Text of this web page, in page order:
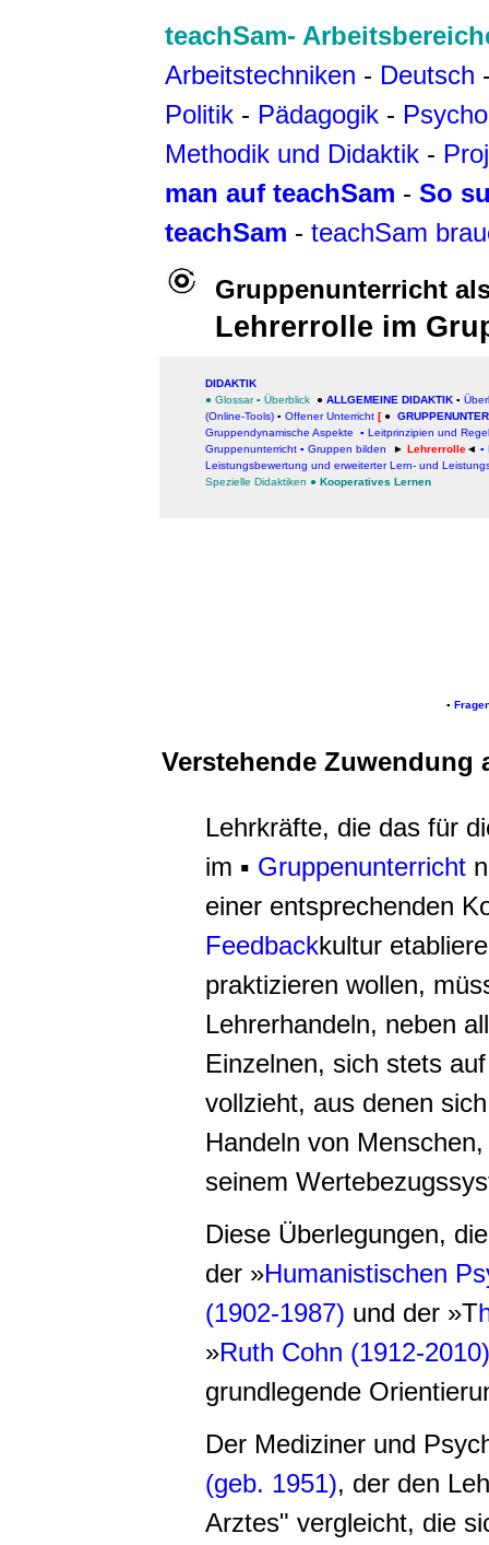
teachSam-
Arbeitstechniken - Deutsch
Politik - Pädagogik -
Methodik und Didaktik -
man auf teachSam - So
teachSam - teachSam
Gruppenunterricht
Lehrerrolle im
DIDAKTIK
● Glossar ▪ Überblick ● ALLGEMEINE DIDAKTIK ▪
(Online-Tools) ▪ Offener Unterricht [●
Gruppendynamische Aspekte
▪ Leitprinzipien und
Gruppenunterricht ▪ Gruppen bilden ► Lehrerrolle◄ ▪
Leistungsbewertung und erweiterter Lern- und
Spezielle Didaktiken ● Kooperatives Lernen
▪
Verstehende Zuwendung
Lehrkräfte, die das für
im ▪ Gruppenunterricht
einer entsprechenden
Feedbackkultur
praktizieren wollen,
Lehrerhandeln, neben
Einzelnen, sich stets
vollzieht, aus denen
Handeln von
seinem
Diese Überlegungen,
der »Humanistischen
(1902-1987) und der »T
»Ruth Cohn (1912-2010)
grundlegende
Der Mediziner und
(geb. 1951), der den
Arztes" vergleicht, die